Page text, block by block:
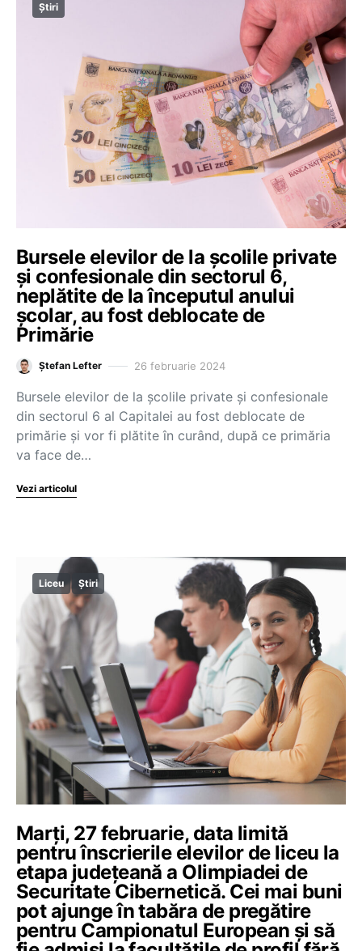
Știri
Bursele elevilor de la școlile private
și confesionale din sectorul 6,
neplătite de la începutul anului
școlar, au fost deblocate de
Primărie
Ștefan Lefter 26 februarie 2024
Bursele elevilor de la școlile private și confesionale
din sectorul 6 al Capitalei au fost deblocate de
primărie și vor fi plătite în curând, după ce primăria
va face de…
Vezi articolul
Liceu Știri
Marți, 27 februarie, data limită
pentru înscrierile elevilor de liceu la
etapa județeană a Olimpiadei de
Securitate Cibernetică. Cei mai buni
pot ajunge în tabăra de pregătire
pentru Campionatul European și să